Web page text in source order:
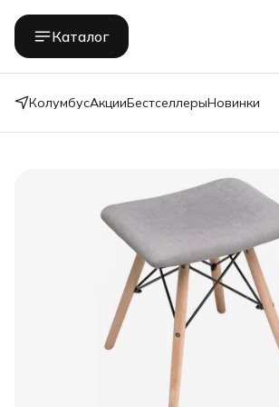
Каталог
КолумбусАкцииБестселлерыНовинки